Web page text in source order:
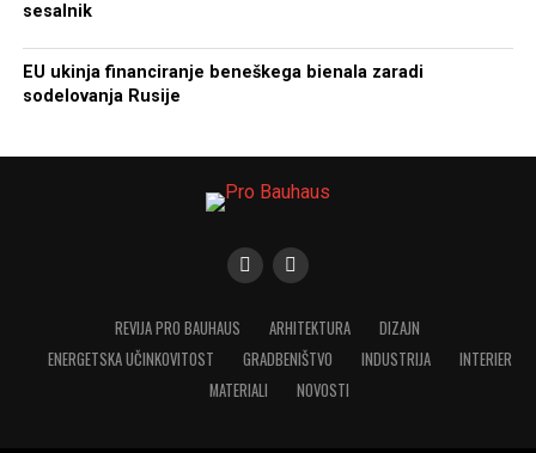
sesalnik
EU ukinja financiranje beneškega bienala zaradi
sodelovanja Rusije
REVIJA PRO BAUHAUS ARHITEKTURA
DIZAJN
ENERGETSKA UČINKOVITOST
GRADBENIŠTVO INDUSTRIJA
INTERIER
MATERIALI
NOVOSTI